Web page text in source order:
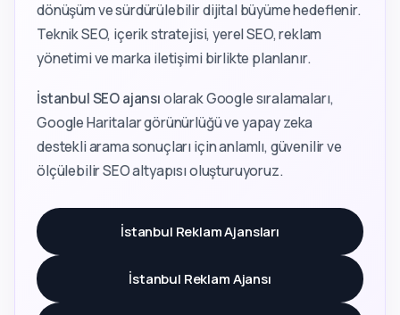
dönüşüm ve sürdürülebilir dijital büyüme hedeflenir.
Teknik SEO, içerik stratejisi, yerel SEO, reklam
yönetimi ve marka iletişimi birlikte planlanır.
İstanbul SEO ajansıolarak Google sıralamaları,
Google Haritalar görünürlüğü ve yapay zeka
destekli arama sonuçları için anlamlı, güvenilir ve
ölçülebilir SEO altyapısı oluşturuyoruz.
İstanbul Reklam Ajansları
İstanbul Reklam Ajansı